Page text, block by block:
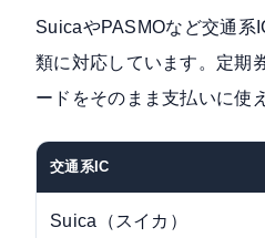
SuicaやPASMOなど交通系
類に対応しています。定期
ードをそのまま支払いに使
交通系IC
Suica（スイカ）